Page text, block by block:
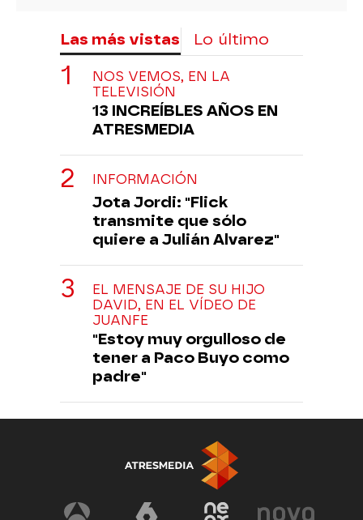
Las más vistas Lo último
NOS VEMOS, EN LA
TELEVISIÓN
13 INCREÍBLES AÑOS EN
ATRESMEDIA
INFORMACIÓN
Jota Jordi: "Flick
transmite que sólo
quiere a Julián Alvarez"
EL MENSAJE DE SU HIJO
DAVID, EN EL VÍDEO DE
JUANFE
"Estoy muy orgulloso de
tener a Paco Buyo como
padre"